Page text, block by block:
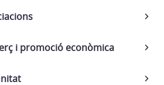
i promoció econòmica